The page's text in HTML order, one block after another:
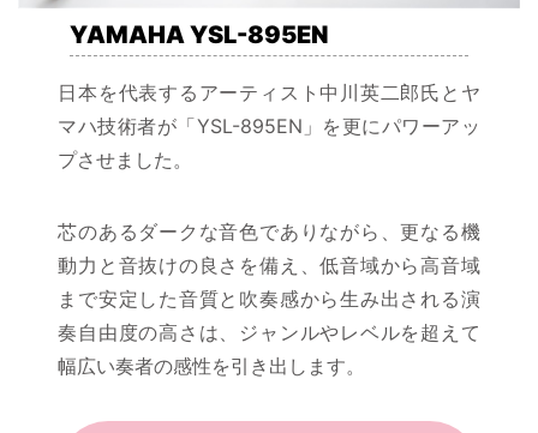
YAMAHAYSL-895EN
日本を代表するアーティスト中川英二郎氏とヤ
マハ技術者が「YSL-895EN」を更にパワーアッ
プさせました。
芯のあるダークな音色でありながら、更なる機
動力と音抜けの良さを備え、低音域から高音域
まで安定した音質と吹奏感から生み出される演
奏自由度の高さは、ジャンルやレベルを超えて
幅広い奏者の感性を引き出します。